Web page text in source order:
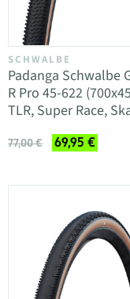
SCHWALBE
Padanga Schwalbe
R Pro 45-622
TLR, Super Race,
77,00 € 69,95 €